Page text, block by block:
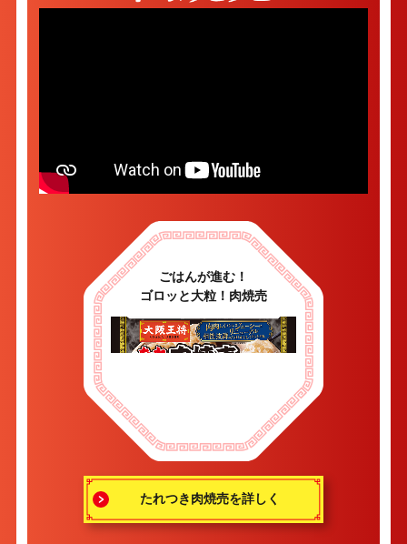
ごはんが進む！
ゴロッと大粒！肉焼売
たれつき肉焼売を詳しく